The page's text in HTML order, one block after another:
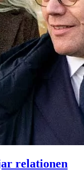
relationen